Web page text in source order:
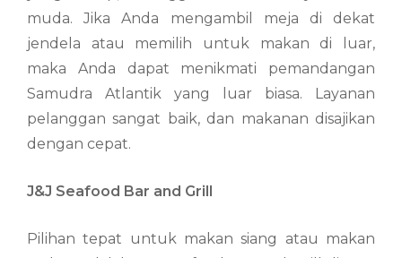
muda. Jika Anda mengambil meja di dekat
jendela atau memilih untuk makan di luar,
maka Anda dapat menikmati pemandangan
Samudra Atlantik yang luar biasa. Layanan
pelanggan sangat baik, dan makanan disajikan
dengan cepat.
J&J Seafood Bar and Grill
Pilihan tepat untuk makan siang atau makan